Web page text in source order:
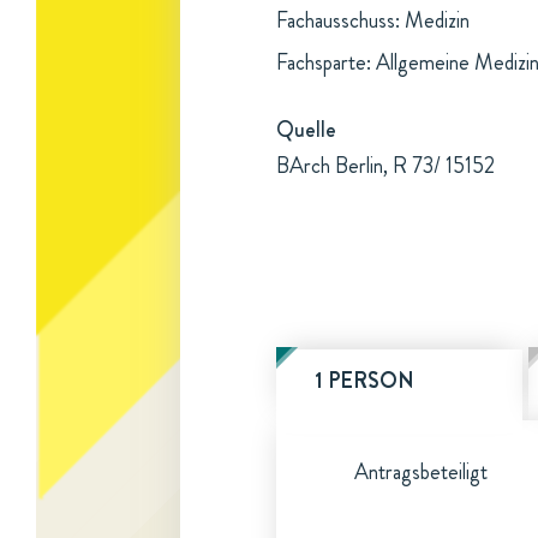
Fachausschuss: Medizin
Fachsparte: Allgemeine Medizin
Quelle
BArch Berlin, R 73/ 15152
1 PERSON
Antragsbeteiligt